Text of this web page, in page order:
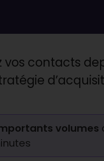
vos contacts
volumes